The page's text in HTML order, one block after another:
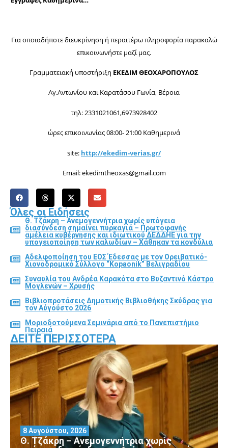
Για οποιαδήποτε διευκρίνηση ή περαιτέρω πληροφορία παρακαλώ
επικοινωνήστε μαζί μας.
Γραμματειακή υποστήριξη ΕΚΕΔΙΜ ΘΕΟΧΑΡΟΠΟΥΛΟΣ
Αγ.Αντωνίου και Καρατάσου Γωνία, Βέροια
τηλ: 2331021061,6973928402
ώρες επικοινωνίας 08:00- 21:00 Καθημερινά
site: http://ekedim-verias.gr/
Email: ekedimtheoxas@gmail.com
Όλες οι Ειδήσεις
Θ. Τζάκρη – Ανεμογεννήτρια χωρίς υπόγεια
διασύνδεση σημαίνει πυρκαγιά – Πρωτοφανής
αμέλεια κυβέρνησης και ιδιωτικού ΔΕΔΔΗΕ για την
υπογειοποίηση των καλωδίων – Χάθηκαν τα κονδύλια
Αδελφοποίηση του ΕΟΣ Έδεσσας με τον Ορειβατικό-
Χιονοδρομικό Σύλλογο “Kopaonik” Βελιγραδίου
Συναυλία του Ανδρέα Καρακότα στο Βυζαντινό Κάστρο
Μογλενών – Χρυσής
Βιβλιοπροτάσεις Δημοτικής Βιβλιοθήκης Σκύδρας για
τον Αύγούστο 2026
Μοριοδοτούμενα Σεμινάρια από το Πανεπιστήμιο
Πειραιά
ΔΕΊΤΕ ΠΕΡΙΣΣΌΤΕΡΑ
Θ. Τζάκρη – Ανεμογεννήτρια χωρίς
8 Αυγούστου, 2026